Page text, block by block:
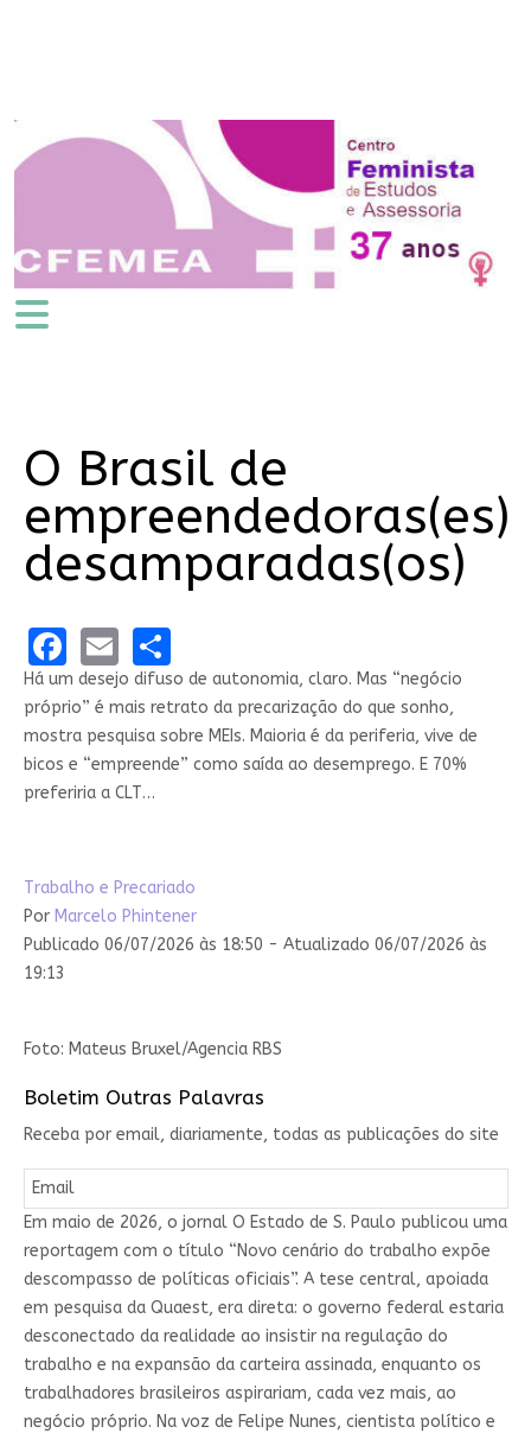
O Brasil de
empreendedoras(es)
desamparadas(os)
Facebook
EmailShare
Há um desejo difuso de autonomia, claro. Mas “negócio
próprio” é mais retrato da precarização do que sonho,
mostra pesquisa sobre MEIs. Maioria é da periferia, vive de
bicos e “empreende” como saída ao desemprego. E 70%
preferiria a CLT…
Trabalho e Precariado
Por Marcelo Phintener
Publicado 06/07/2026 às 18:50 - Atualizado 06/07/2026 às
19:13
Foto: Mateus Bruxel/Agencia RBS
Boletim Outras Palavras
Receba por email, diariamente, todas as publicações do site
Em maio de 2026, o jornal O Estado de S. Paulo publicou uma
reportagem com o título “Novo cenário do trabalho expõe
descompasso de políticas oficiais”. A tese central, apoiada
em pesquisa da Quaest, era direta: o governo federal estaria
desconectado da realidade ao insistir na regulação do
trabalho e na expansão da carteira assinada, enquanto os
trabalhadores brasileiros aspirariam, cada vez mais, ao
negócio próprio. Na voz de Felipe Nunes, cientista político e